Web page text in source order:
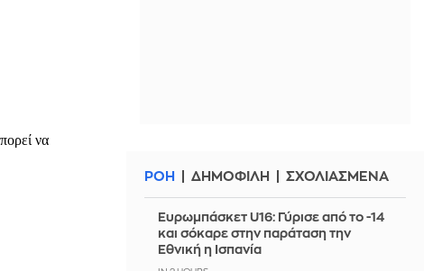
ΡΟΗ ΔΗΜΟΦΙΛΗ ΣΧΟΛΙΑΣΜΕΝΑ
Ευρωμπάσκετ U16: Γύρισε από το -14
και σόκαρε στην παράταση την
Εθνική η Ισπανία